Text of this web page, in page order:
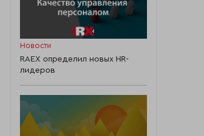
Новости
RAEX определил новых HR-
лидеров